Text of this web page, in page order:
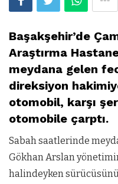
Başakşehir’de
Araştırma
meydana gelen
direksiyon
otomobil, karşı
otomobile çarptı.
Sabah saatlerinde
Gökhan Arslan
halindeyken